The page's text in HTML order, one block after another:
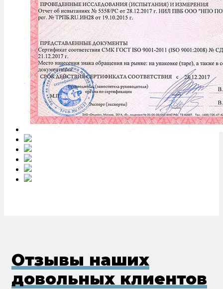
Отзывы наших
довольных клиентов